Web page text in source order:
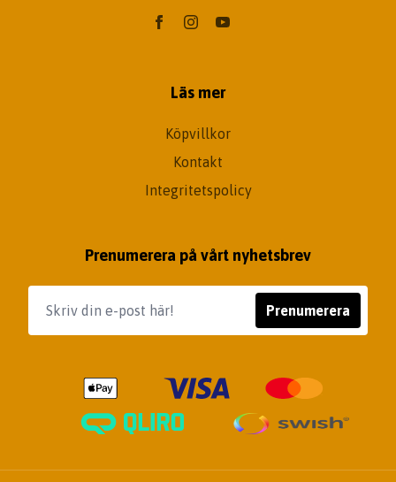
Läs mer
Köpvillkor
Kontakt
Integritetspolicy
Prenumerera på vårt nyhetsbrev
Prenumerera